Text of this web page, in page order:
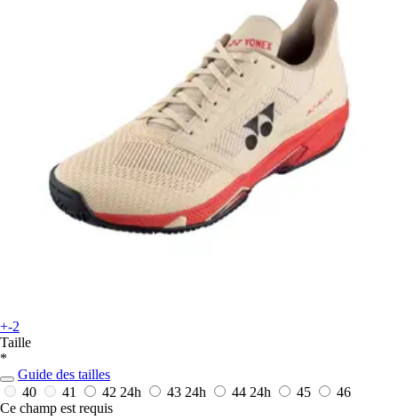
+-2
Taille
*
Guide des tailles
40
41 42 24h 43 24h 44 24h 45
46
Ce champ est requis